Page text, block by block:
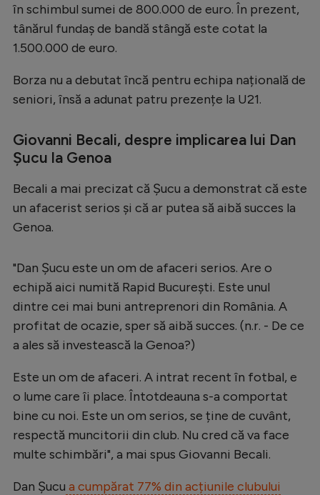
JO 2026
Creează cont
în schimbul sumei de 800.000 de euro. În prezent,
tânărul fundaș de bandă stângă este cotat la
1.500.000 de euro.
Borza nu a debutat încă pentru echipa națională de
seniori, însă a adunat patru prezențe la U21.
Giovanni Becali, despre implicarea lui Dan
Șucu la Genoa
Becali a mai precizat că Șucu a demonstrat că este
un afacerist serios și că ar putea să aibă succes la
Genoa.
"Dan Șucu este un om de afaceri serios. Are o
echipă aici numită Rapid București. Este unul
dintre cei mai buni antreprenori din România. A
profitat de ocazie, sper să aibă succes. (n.r. - De ce
a ales să investească la Genoa?)
Este un om de afaceri. A intrat recent în fotbal, e
o lume care îi place. Întotdeauna s-a comportat
bine cu noi. Este un om serios, se ține de cuvânt,
respectă muncitorii din club. Nu cred că va face
multe schimbări", a mai spus Giovanni Becali.
Dan Șucu a cumpărat 77% din acțiunile clubului